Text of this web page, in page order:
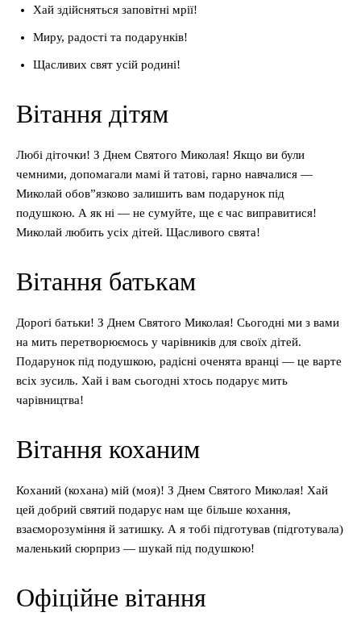
Хай здійсняться заповітні мрії!
Миру, радості та подарунків!
Щасливих свят усій родині!
Вітання дітям
Любі діточки! З Днем Святого Миколая! Якщо ви були
чемними, допомагали мамі й татові, гарно навчалися —
Миколай обов”язково залишить вам подарунок під
подушкою. А як ні — не сумуйте, ще є час виправитися!
Миколай любить усіх дітей. Щасливого свята!
Вітання батькам
Дорогі батьки! З Днем Святого Миколая! Сьогодні ми з вами
на мить перетворюємось у чарівників для своїх дітей.
Подарунок під подушкою, радісні оченята вранці — це варте
всіх зусиль. Хай і вам сьогодні хтось подарує мить
чарівництва!
Вітання коханим
Коханий (кохана) мій (моя)! З Днем Святого Миколая! Хай
цей добрий святий подарує нам ще більше кохання,
взаєморозуміння й затишку. А я тобі підготував (підготувала)
маленький сюрприз — шукай під подушкою!
Офіційне вітання